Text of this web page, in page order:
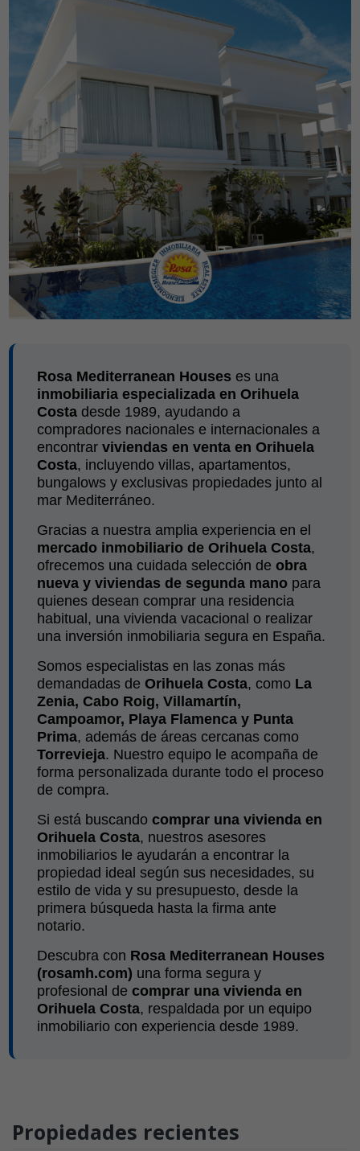
Rosa Mediterranean Houses es una
inmobiliaria especializada en Orihuela
Costa desde 1989, ayudando a
compradores nacionales e internacionales a
encontrarviviendas en venta en Orihuela
Costa, incluyendo villas, apartamentos,
bungalows y exclusivas propiedades junto al
mar Mediterráneo.
Gracias a nuestra amplia experiencia en el
mercado inmobiliario de Orihuela Costa,
ofrecemos una cuidada selección deobra
nueva y viviendas de segunda mano para
quienes desean comprar una residencia
habitual, una vivienda vacacional o realizar
una inversión inmobiliaria segura en España.
Somos especialistas en las zonas más
demandadas deOrihuela Costa, como La
Zenia, Cabo Roig, Villamartín,
Campoamor, Playa Flamenca y Punta
Prima, además de áreas cercanas como
Torrevieja. Nuestro equipo le acompaña de
forma personalizada durante todo el proceso
de compra.
Si está buscandocomprar una vivienda en
Orihuela Costa, nuestros asesores
inmobiliarios le ayudarán a encontrar la
propiedad ideal según sus necesidades, su
estilo de vida y su presupuesto, desde la
primera búsqueda hasta la firma ante
notario.
Descubra con Rosa Mediterranean Houses
(rosamh.com) una forma segura y
profesional decomprar una vivienda en
Orihuela Costa, respaldada por un equipo
inmobiliario con experiencia desde 1989.
Propiedades recientes